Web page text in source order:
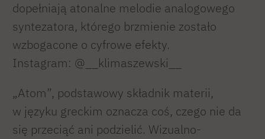
dopełniają atonalne melodie analogowego
syntezatora, którego brzmienie zostało
wzbogacone o cyfrowe efekty.
Instagram: @__klimaszewski__
„Atom”, podstawowy składnik materii,
w języku greckim oznacza coś, czego nie da
się przeciąć ani podzielić. Wizualno-